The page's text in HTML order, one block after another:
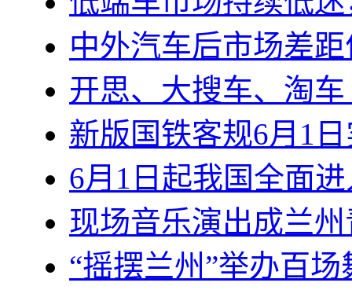
中外汽车后市场差
开思、大搜车、淘
新版国铁客规6月1
6月1日起我国全面
现场音乐演出成兰
“摇摆兰州”举办百